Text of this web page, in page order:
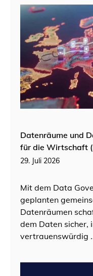
Datenräume und
für die Wirtschaft
29. Juli 2026
Mit dem Data
geplanten
Datenräumen
dem Daten sicher,
vertrauenswürdig